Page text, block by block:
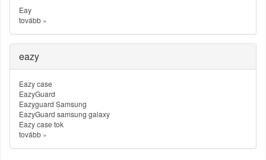
Eay
tovább »
eazy
Eazy case
EazyGuard
Eazyguard Samsung
EazyGuard samsung galaxy
Eazy case tok
tovább »